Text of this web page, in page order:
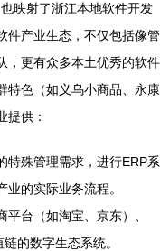
映射了浙江本地软件开发
件产业生态，不仅包括像管
，更有众多本土优秀的软件
特色（如义乌小商品、永康
提供：
特殊管理需求，进行ERP系
的实际业务流程。
平台（如淘宝、京东）、
的数字生态系统。